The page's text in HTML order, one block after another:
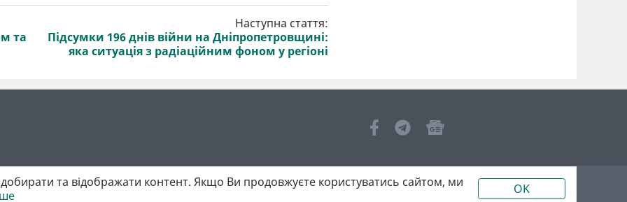
та
Наступна стаття:
Підсумки 196 днів війни на Дніпропетровщині:
яка ситуація з радіаційним фоном у регіоні
обов'язкове активне гіперпосилання у першому абзаці.
та відображати контент. Якщо Ви продовжуєте користуватись сайтом, ми
OK